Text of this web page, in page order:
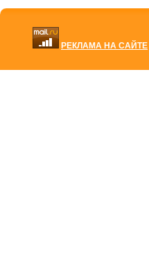
РЕКЛАМА НА САЙТЕ